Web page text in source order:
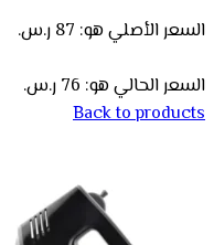
السعر الأصلي هو: 87 ر.س.
السعر الحالي هو: 76 ر.س.
Back to products